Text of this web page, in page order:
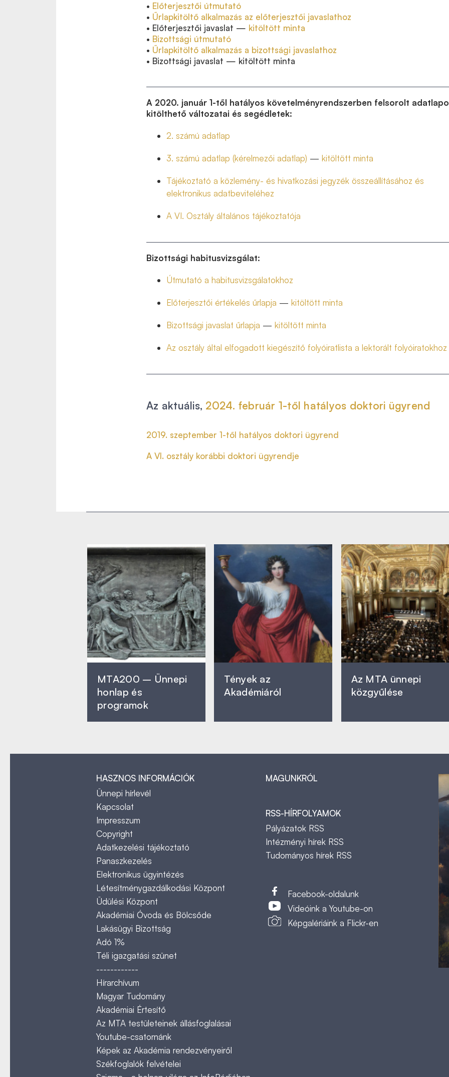
• Előterjesztői útmutató
• Űrlapkitöltő alkalmazás az előterjesztői javaslathoz
• Előterjesztői javaslat — kitöltött minta
• Bizottsági útmutató
• Űrlapkitöltő alkalmazás a bizottsági javaslathoz
• Bizottsági javaslat — kitöltött minta
A 2020. január 1-től hatályos követelményrendszerben felsorolt
kitölthető változatai és segédletek:
2. számú adatlap
3. számú adatlap (kérelmezői adatlap) — kitöltött minta
Tájékoztató a közlemény- és hivatkozási jegyzék összeállításához és
elektronikus adatbeviteléhez
A VI. Osztály általános tájékoztatója
Bizottsági habitusvizsgálat:
Útmutató a habitusvizsgálatokhoz
Előterjesztői értékelés űrlapja — kitöltött minta
Bizottsági javaslat űrlapja — kitöltött minta
Az osztály által elfogadott kiegészítő folyóiratlista a lektorált folyóiratokhoz
Az aktuális, 2024. február 1-től hatályos doktori ügyrend
2019. szeptember 1-től hatályos doktori ügyrend
A VI. osztály korábbi doktori ügyrendje
MTA200 – Ünnepi
honlap és
programok
Tények az
Akadémiáról
Az MTA ünnepi
közgyűlése
HASZNOS INFORMÁCIÓK
Ünnepi hírlevél
Kapcsolat
Impresszum
Copyright
Adatkezelési tájékoztató
Panaszkezelés
Elektronikus ügyintézés
Létesítménygazdálkodási Központ
Üdülési Központ
Akadémiai Óvoda és Bölcsőde
Lakásügyi Bizottság
Adó 1%
Téli igazgatási szünet
------------
Hírarchívum
Magyar Tudomány
Akadémiai Értesítő
Az MTA testületeinek állásfoglalásai
Youtube-csatornánk
Képek az Akadémia rendezvényeiről
Székfoglalók felvételei
MAGUNKRÓL
RSS-HÍRFOLYAMOK
Pályázatok RSS
Intézményi hírek RSS
Tudományos hírek RSS
Facebook-oldalunk
Videóink a Youtube-on
Képgalériáink a Flickr-en